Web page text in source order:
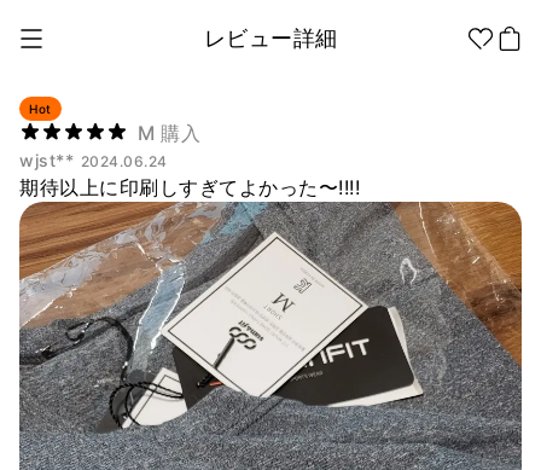
Hot
M 購入
wjst** 2024.06.24
期待以上に印刷しすぎてよかった〜!!!!
レビュー詳細
1個から制作
ノベルティ
アパレル
ファッション小物
ファングッズ
ステッカー
紙製品
アパレル カテゴリー
全商品 Tシャツ シャツ